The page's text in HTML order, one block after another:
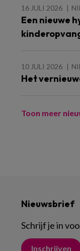
16 JULI 2026
Een nieuwe
10 JULI 2026
Het
Toon meer
Nieuwsbrief
Schrijf je in
Inschrijven